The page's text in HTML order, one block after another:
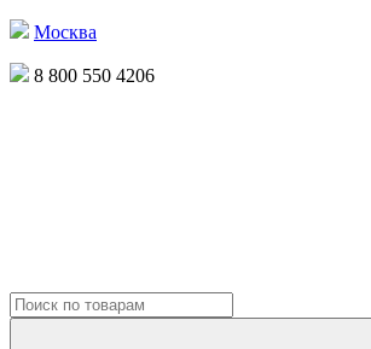
Москва
8 800 550 4206